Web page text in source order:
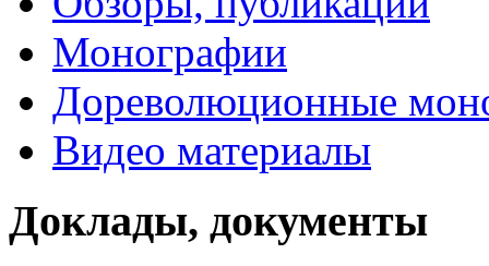
Монографии
Дореволюционные
Видео материалы
Доклады, документы